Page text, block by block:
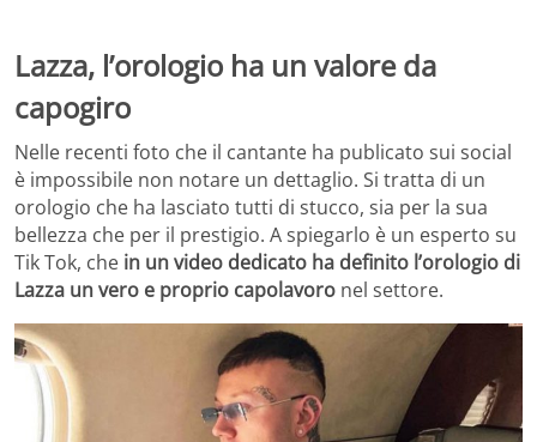
Lazza, l’orologio ha un valore da
capogiro
Nelle recenti foto che il cantante ha publicato sui social
è impossibile non notare un dettaglio. Si tratta di un
orologio che ha lasciato tutti di stucco, sia per la sua
bellezza che per il prestigio. A spiegarlo è un esperto su
Tik Tok, che in un video dedicato ha definito l’orologio di
Lazza un vero e proprio capolavoro nel settore.